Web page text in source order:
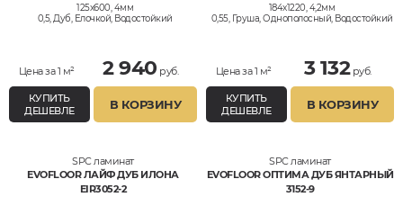
125x600, 4мм
0,5, Дуб, Елочкой, Водостойкий
Цена за 1 м² 2 940 руб.
КУПИТЬ
ДЕШЕВЛЕ
В КОРЗИНУ
184x1220, 4,2мм
0,55, Груша, Однополосный, Водостойкий
Цена за 1 м² 3 132руб.
КУПИТЬ
ДЕШЕВЛЕ
В КОРЗИНУ
SPC ламинат
EVOFLOOR ЛАЙФ ДУБ ИЛОНА
EIR3052-2
SPC ламинат
EVOFLOOR ОПТИМА ДУБ ЯНТАРНЫЙ
3152-9